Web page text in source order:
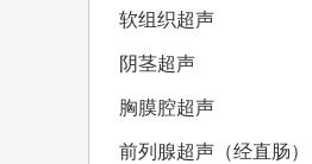
软组织超声
阴茎超声
胸膜腔超声
前列腺超声（经直肠）